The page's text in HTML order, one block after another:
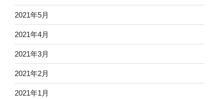
2021年5月
2021年4月
2021年3月
2021年2月
2021年1月